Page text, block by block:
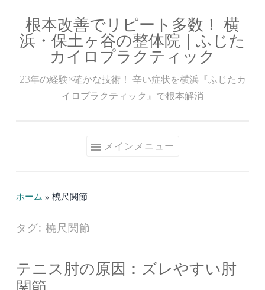
ン
根本改善でリピート多数！ 横
浜・保土ヶ谷の整体院｜ふじた
カイロプラクティック
23年の経験×確かな技術！ 辛い症状を横浜『ふじたカ
イロプラクティック』で根本解消
メインメニュー
ホーム » 橈尺関節
タグ: 橈尺関節
テニス肘の原因：ズレやすい肘